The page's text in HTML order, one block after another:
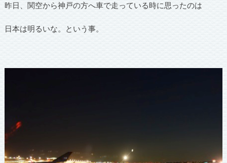
昨日、関空から神戸の方へ車で走っている時に思ったのは
日本は明るいな。という事。